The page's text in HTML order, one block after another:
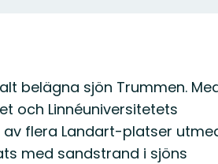
belägna sjön Trummen.
och Linnéuniversitetets
flera Landart-platser
med sandstrand i sjöns